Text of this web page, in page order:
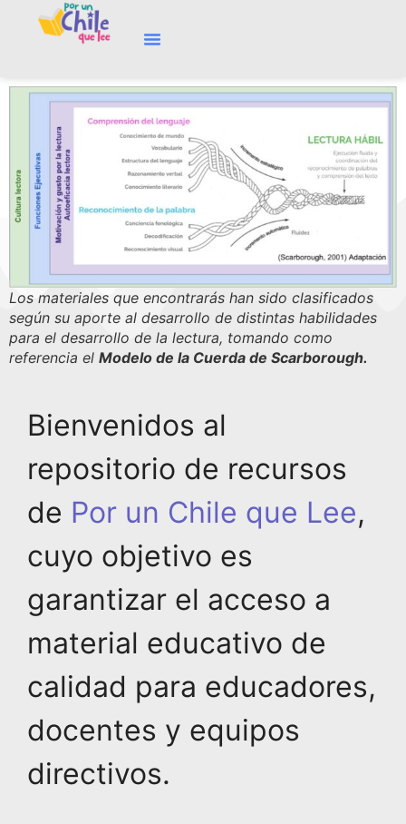
Bienvenidos al
repositorio de recursos
de Por un Chile que Lee,
cuyo objetivo es
garantizar el acceso a
material educativo de
calidad para educadores,
docentes y equipos
directivos.
Los materiales que encontrarás han sido clasificados
según su aporte al desarrollo de distintas habilidades
para el desarrollo de la lectura, tomando como
referencia el Modelo de la Cuerda de Scarborough.